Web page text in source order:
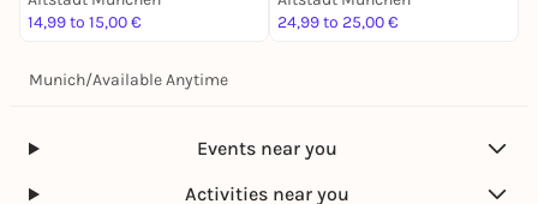
14,99 to 15,00 €
24,99 to 25,00 €
Munich/Available Anytime
Events near you
Activities near you